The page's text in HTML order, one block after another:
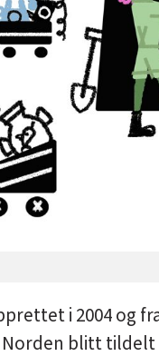
i 2004 og
blitt